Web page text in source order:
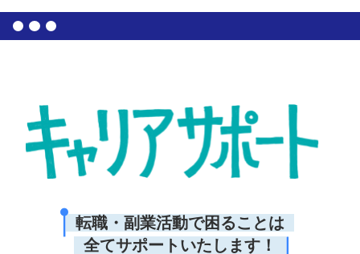
転職・副業活動で困ることは
全てサポートいたします！